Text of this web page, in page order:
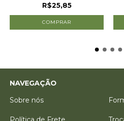
R$25,85
NAVEGAÇÃO
Sobre nós